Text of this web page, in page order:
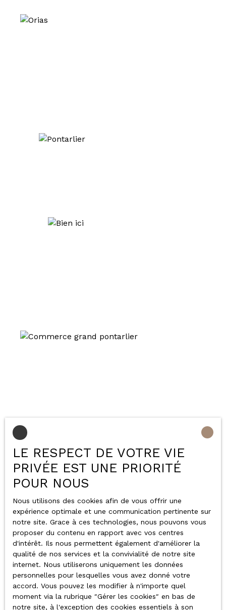
LE RESPECT DE VOTRE VIE
PRIVÉE EST UNE PRIORITÉ
POUR NOUS
Nous utilisons des cookies afin de vous offrir une
expérience optimale et une communication pertinente sur
notre site. Grace à ces technologies, nous pouvons vous
proposer du contenu en rapport avec vos centres
d'intérêt. Ils nous permettent également d'améliorer la
qualité de nos services et la convivialité de notre site
internet. Nous utiliserons uniquement les données
personnelles pour lesquelles vous avez donné votre
accord. Vous pouvez les modifier à n'importe quel
moment via la rubrique ″Gérer les cookies″ en bas de
notre site, à l'exception des cookies essentiels à son